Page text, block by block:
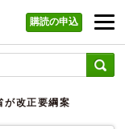
購読の申込
改正要綱案